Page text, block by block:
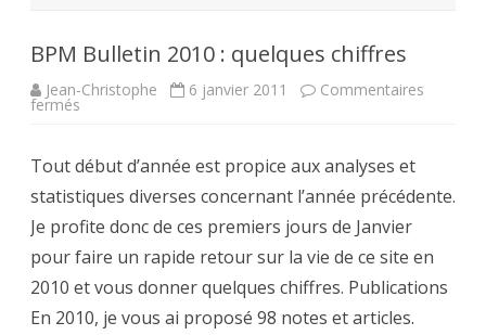
BPM Bulletin 2010 : quelques chiffres
Jean-Christophe 6 janvier 2011 Commentaires
fermés
:
quelques
chiffres
Tout début d’année est propice aux analyses et
statistiques diverses concernant l’année précédente.
Je profite donc de ces premiers jours de Janvier
pour faire un rapide retour sur la vie de ce site en
2010 et vous donner quelques chiffres. Publications
En 2010, je vous ai proposé 98 notes et articles.